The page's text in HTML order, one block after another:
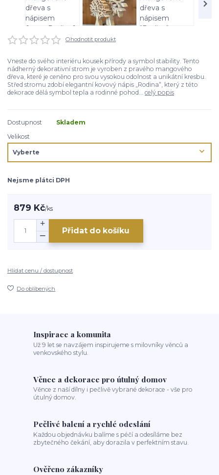
Ohodnotit produkt
Vneste do svého interiéru kousek přírody a symbol stability. Tento
nádherný dekorativní strom je vyroben z pravého mangového
dřeva, které je ceněno pro svou vysokou odolnost a unikátní kresbu.
Střed stromu zdobí elegantní kovový nápis „Rodina“, který z této
dekorace dělá symbol tepla a rodinné pohod... celý popis
Dostupnost
Skladem
Velikost
Nejsme plátci DPH
879 Kč/ks
Přidat do košíku
Hlídat cenu / dostupnost
Do oblíbených
Inspirace a komunita
Už 9 let se navzájem inspirujeme s milovníky věnců a
venkovského stylu.
Věnce a dekorace pro útulný domov
Věnce z naší dílny i pečlivě vybrané dekorace - vše pro
útulný domov.
Pečlivé balení a rychlé odeslání
Každou objednávku balíme s péčí a odesíláme bez
zbytečného čekání, aby dorazila v perfektním stavu.
Ověřeno zákazníky